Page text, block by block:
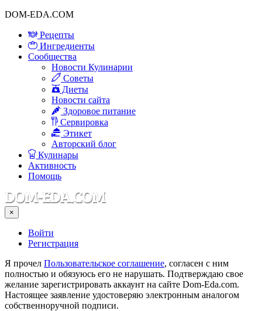
DOM-EDA.COM
Рецепты
Ингредиенты
Сообщества
Новости Кулинарии
Советы
Диеты
Новости сайта
Здоровое питание
Сервировка
Этикет
Авторский блог
Кулинары
Активность
Помощь
×
Войти
Регистрация
Я прочел Пользовательское соглашение, согласен с ним
полностью и обязуюсь его не нарушать. Подтверждаю свое
желание зарегистрировать аккаунт на сайте Dom-Eda.com.
Настоящее заявление удостоверяю электронным аналогом
собственноручной подписи.